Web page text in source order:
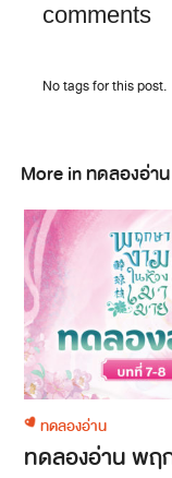
comments
No tags for this post.
More in ทดลองอ่าน
ทดลองอ่าน
ทดลองอ่าน พฤ